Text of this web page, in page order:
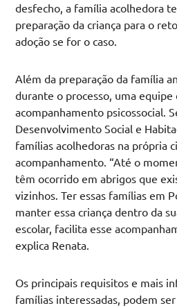
desfecho, a família acolhedora
preparação da criança para o
adoção se for o caso.
Além da preparação da família
durante o processo, uma equipe
acompanhamento psicossocial.
Desenvolvimento Social e
famílias acolhedoras na própria
acompanhamento. “Até o
têm ocorrido em abrigos que
vizinhos. Ter essas famílias em
manter essa criança dentro da
escolar, facilita esse
explica Renata.
Os principais requisitos e mais
famílias interessadas, podem